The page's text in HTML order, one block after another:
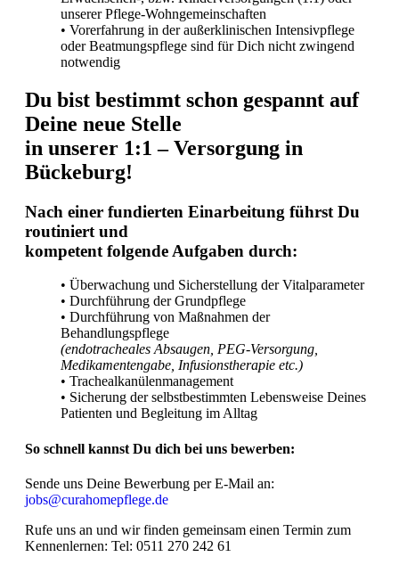
unserer Pflege-Wohngemeinschaften
• Vorerfahrung in der außerklinischen Intensivpflege
oder Beatmungspflege sind für Dich nicht zwingend
notwendig
Du bist bestimmt schon gespannt auf
Deine neue Stelle
in unserer 1:1 – Versorgung in
Bückeburg!
Nach einer fundierten Einarbeitung führst Du
routiniert und
kompetent folgende Aufgaben durch:
• Überwachung und Sicherstellung der Vitalparameter
• Durchführung der Grundpflege
• Durchführung von Maßnahmen der
Behandlungspflege
(endotracheales Absaugen, PEG-Versorgung,
Medikamentengabe, Infusionstherapie etc.)
• Trachealkanülenmanagement
• Sicherung der selbstbestimmten Lebensweise Deines
Patienten und Begleitung im Alltag
So schnell kannst Du dich bei uns bewerben:
Sende uns Deine Bewerbung per E-Mail an:
jobs@curahomepflege.de
Rufe uns an und wir finden gemeinsam einen Termin zum
Kennenlernen: Tel: 0511 270 242 61